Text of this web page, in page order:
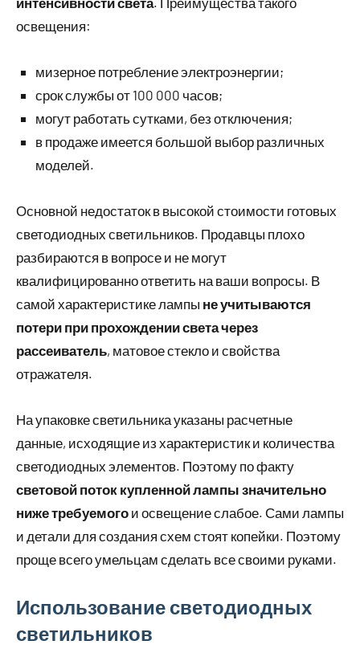
освещения:
мизерное потребление электроэнергии;
срок службы от 100 000 часов;
могут работать сутками, без отключения;
в продаже имеется большой выбор различных
моделей.
Основной недостаток в высокой стоимости готовых
светодиодных светильников. Продавцы плохо
разбираются в вопросе и не могут
квалифицированно ответить на ваши вопросы. В
самой характеристике лампы не учитываются
потери при прохождении света через
рассеиватель, матовое стекло и свойства
отражателя.
На упаковке светильника указаны расчетные
данные, исходящие из характеристик и количества
светодиодных элементов. Поэтому по факту
световой поток купленной лампы значительно
ниже требуемого и освещение слабое. Сами лампы
и детали для создания схем стоят копейки. Поэтому
проще всего умельцам сделать все своими руками.
Использование светодиодных
светильников